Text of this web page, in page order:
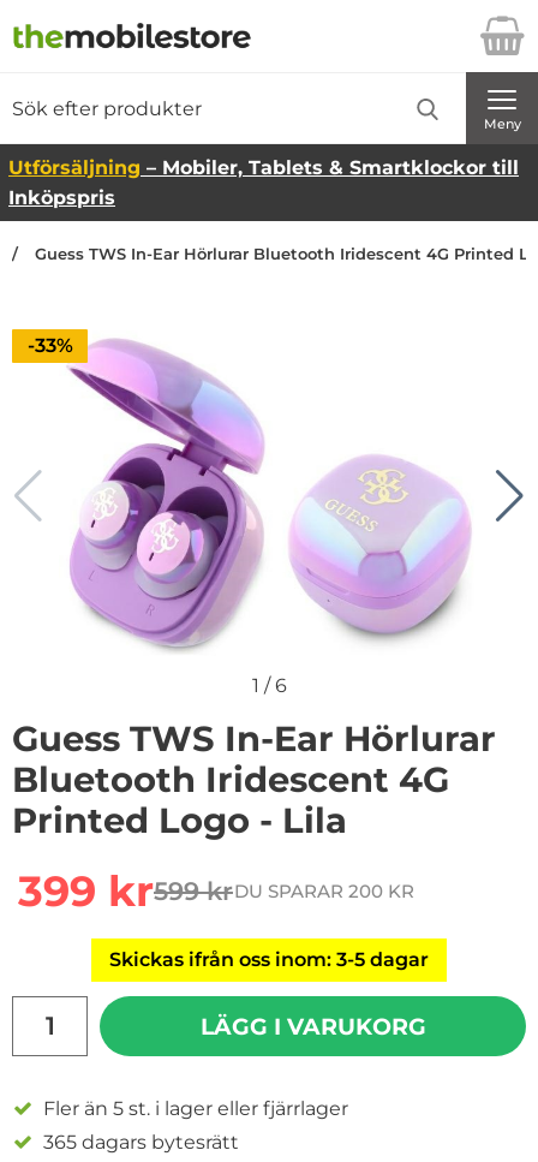
Startsidan för Danira Telecom AB
Meny
Utförsäljning – Mobiler, Tablets & Smartklockor till
Inköpspris
Guess TWS In-Ear Hörlurar Bluetooth Iridescent 4G Printed
Priset är nedsatt med
-33%
1 /6
Guess TWS In-Ear Hörlurar
Bluetooth Iridescent 4G
Printed Logo - Lila
rea pris
399 krtidigare pris
599 krDU SPARAR 200 KR
Skickas ifrån oss inom: 3-5 dagar
LÄGG I VARUKORG
Fler än 5 st. i lager eller fjärrlager
365 dagars bytesrätt